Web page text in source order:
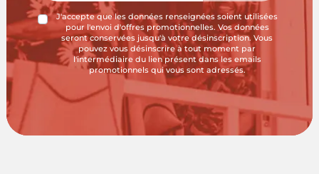
J'accepte que les données renseignées soient utilisées
pour l'envoi d'offres promotionnelles. Vos données
seront conservées jusqu'à votre désinscription. Vous
pouvez vous désinscrire à tout moment par
l'intermédiaire du lien présent dans les emails
promotionnels qui vous sont adressés.